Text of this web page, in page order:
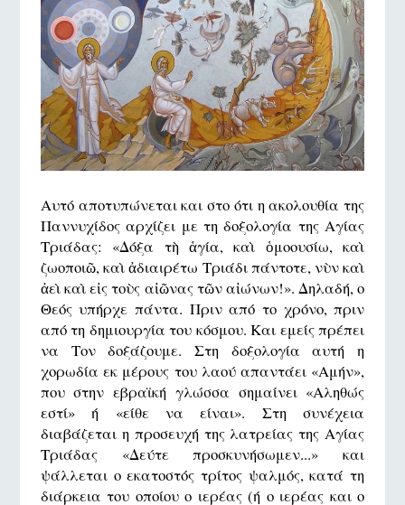
Αυτό αποτυπώνεται και στο ότι η ακολουθία της
Παννυχίδος αρχίζει με τη δοξολογία της Αγίας
Τριάδας: «Δόξα τὴ ἁγία, καὶ ὁμοουσίω, καὶ
ζωοποιῶ, καὶ ἀδιαιρέτω Τριάδι πάντοτε, νὺν καὶ
ἀεὶ καὶ εἰς τοὺς αἰῶνας τῶν αἰώνων!». Δηλαδή, ο
Θεός υπήρχε πάντα. Πριν από το χρόνο, πριν
από τη δημιουργία του κόσμου. Και εμείς πρέπει
να Τον δοξάζουμε. Στη δοξολογία αυτή η
χορωδία εκ μέρους του λαού απαντάει «Αμήν»,
που στην εβραϊκή γλώσσα σημαίνει «Αληθώς
εστί» ή «είθε να είναι». Στη συνέχεια
διαβάζεται η προσευχή της λατρείας της Αγίας
Τριάδας «Δεύτε προσκυνήσωμεν...» και
ψάλλεται ο εκατοστός τρίτος ψαλμός, κατά τη
διάρκεια του οποίου ο ιερέας (ή ο ιερέας και ο